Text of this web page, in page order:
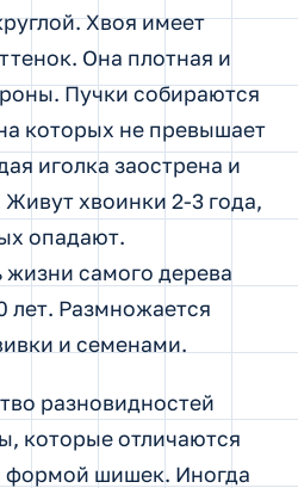
Хвоя имеет
Она плотная и
Пучки собираются
которых не превышает
иголка заострена и
хвоинки 2-3 года,
опадают.
самого дерева
лет. Размножается
и семенами.
разновидностей
которые отличаются
формой шишек. Иногда